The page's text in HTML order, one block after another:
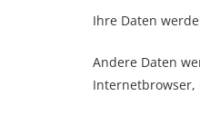
Ihre Daten
Andere Daten
Internetbrowser,